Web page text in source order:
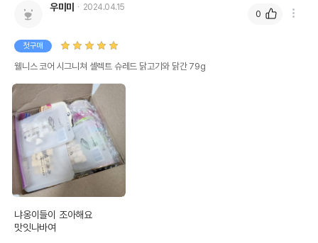
우미미 2024.04.15
첫구매
웰니스 코어 시그니쳐 셀렉트 슈레드 닭고기와 닭간 79g
냐옹이들이 조아해요
맛잇나바여
0